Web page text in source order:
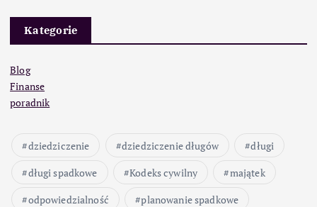
Kategorie
Blog
Finanse
poradnik
dziedziczenie dziedziczenie długów
długi
długi spadkowe
Kodeks cywilny
majątek
odpowiedzialność
planowanie spadkowe